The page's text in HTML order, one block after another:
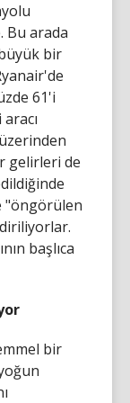
Bu arada
bir
61'i
gelirleri de
"öngörülen
başlıca
bir